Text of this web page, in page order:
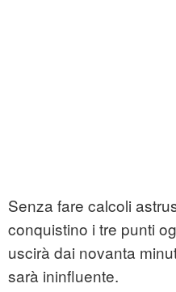
Senza fare calcoli
conquistino i tre punti
uscirà dai novanta
sarà ininfluente.